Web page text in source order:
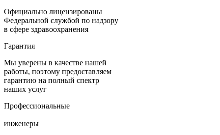
Официально лицензированы
Федеральной службой по надзору
в сфере здравоохранения
Гарантия
Мы уверены в качестве нашей
работы, поэтому предоставляем
гарантию на полный спектр
наших услуг
Профессиональные
инженеры